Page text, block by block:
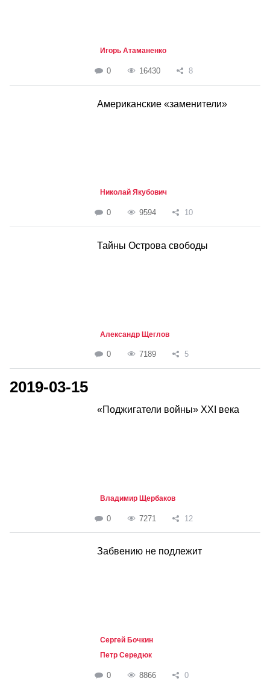
Игорь Атаманенко
0 16430 8
Американские «заменители»
Николай Якубович
0 9594 10
Тайны Острова свободы
Александр Щеглов
0 7189 5
2019-03-15
«Поджигатели войны» XXI века
Владимир Щербаков
0 7271 12
Забвению не подлежит
Сергей Бочкин
Петр Середюк
0 8866 0